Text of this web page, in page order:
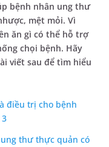
bệnh nhân ung thư
mệt mỏi. Vì
ăn gì có thể hỗ trợ
chọi bệnh. Hãy
viết sau để tìm hiểu
điều trị cho bệnh
thư thực quản có